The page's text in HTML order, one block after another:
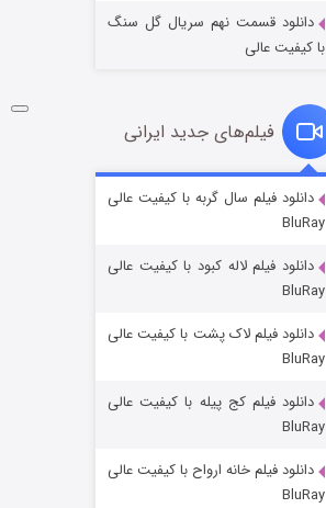
شوگر فصل ۲
قسمت
خاندان اژدها فصل ۳
دانلود قسمت نهم سریال گل سنگ
با کیفیت عالی
فیلم‌های جدید ایرانی
دانلود فیلم سال گربه با کیفیت عالی
BluRay
دانلود فیلم لاله کبود با کیفیت عالی
BluRay
دانلود فیلم لاک پشت با کیفیت عالی
BluRay
دانلود فیلم کج‌ پیله با کیفیت عالی
BluRay
دانلود فیلم خانه ارواح با کیفیت عالی
BluRay